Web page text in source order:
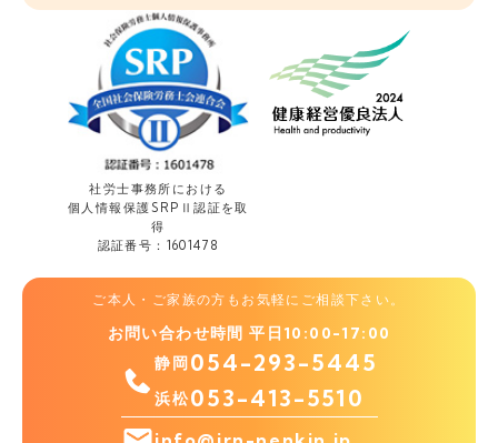
社労士事務所における
個人情報保護SRPⅡ認証を取
得
認証番号：1601478
ご本人・ご家族の方もお気軽にご相談下さい。
お問い合わせ時間 平日10:00-17:00
静岡054-293-5445
浜松053-413-5510